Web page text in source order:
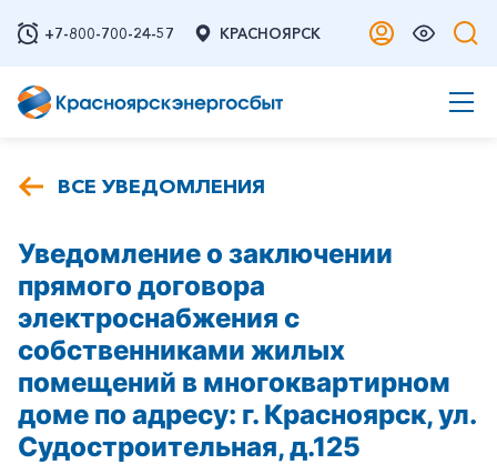
+7-800-700-24-57 КРАСНОЯРСК
ВСЕ УВЕДОМЛЕНИЯ
Уведомление о заключении
прямого договора
электроснабжения с
собственниками жилых
помещений в многоквартирном
доме по адресу: г. Красноярск, ул.
Судостроительная, д.125